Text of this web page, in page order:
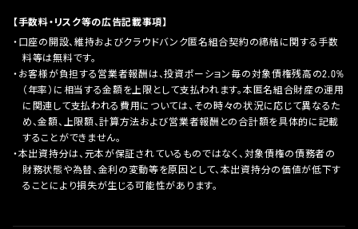
【手数料・リスク等の広告記載事項】
口座の開設、維持およびクラウドバンク匿名組合契約の締結に関する手数
料等は無料です。
お客様が負担する営業者報酬は、投資ポーション毎の対象債権残高の2.0%
（年率）に相当する金額を上限として支払われます。本匿名組合財産の運用
に関連して支払われる費用については、その時々の状況に応じて異なるた
め、金額、上限額、計算方法および営業者報酬との合計額を具体的に記載
することができません。
本出資持分は、元本が保証されているものではなく、対象債権の債務者の
財務状態や為替、金利の変動等を原因として、本出資持分の価値が低下す
ることにより損失が生じる可能性があります。